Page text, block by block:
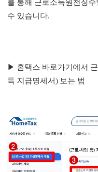
를 통해 근로소득원천징
수 있습니다.
▶ 홈택스 바로가기에서
득 지급명세서) 보는 법